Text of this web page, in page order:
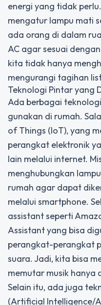
energi yang tidak
mengatur lampu mati
ada orang di dalam
AC agar sesuai
kita tidak hanya
mengurangi tagihan
Teknologi Pintar yang
Ada berbagai
gunakan di rumah.
of Things (IoT), yang
perangkat elektronik
lain melalui internet.
menghubungkan
rumah agar dapat
melalui smartphone.
assistant seperti
Assistant yang bisa
perangkat-perangkat
suara. Jadi, kita bisa
memutar musik hanya
Selain itu, ada juga
(Artificial Intelligence/